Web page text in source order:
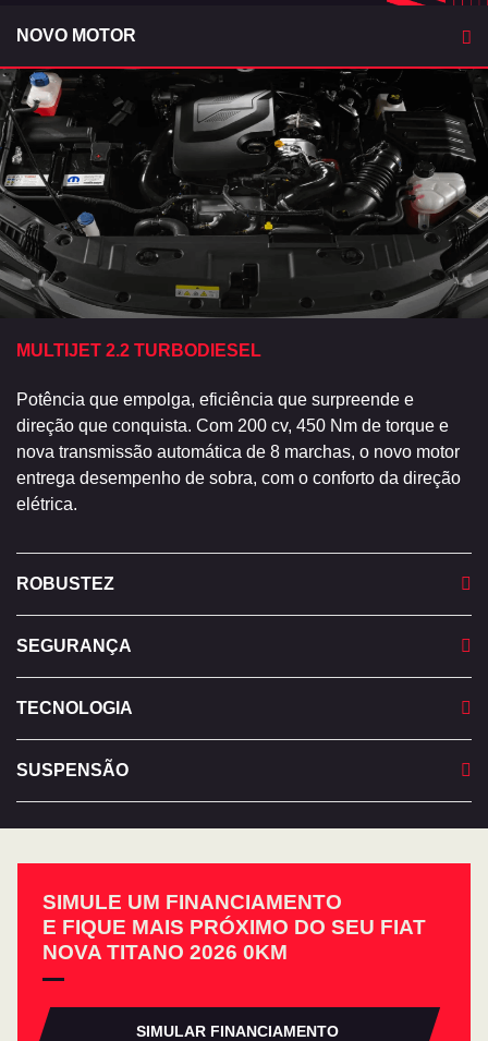
NOVO MOTOR
MULTIJET 2.2​ TURBODIESEL
Potência que empolga, eficiência que surpreende e
direção que conquista. Com 200 cv, 450 Nm de torque e
nova transmissão automática de 8 marchas, o novo motor
entrega desempenho de sobra, com o conforto da direção
elétrica.
ROBUSTEZ
SEGURANÇA
TECNOLOGIA
SUSPENSÃO
SIMULE UM FINANCIAMENTO
E FIQUE MAIS PRÓXIMO DO SEU FIAT
NOVA TITANO 2026 0KM
SIMULAR FINANCIAMENTO